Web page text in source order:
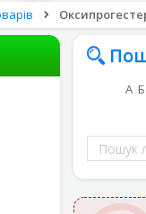
А Б
Пошук
ліків
за
назвою